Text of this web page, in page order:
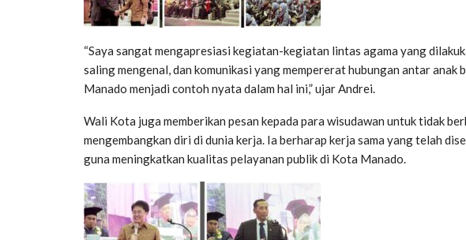
“Saya sangat mengapresiasi kegiatan-kegiatan lintas agama yang
saling mengenal, dan komunikasi yang mempererat hubungan antar anak
Manado menjadi contoh nyata dalam hal ini,” ujar Andrei.
Wali Kota juga memberikan pesan kepada para wisudawan untuk tidak
mengembangkan diri di dunia kerja. Ia berharap kerja sama yang telah
guna meningkatkan kualitas pelayanan publik di Kota Manado.